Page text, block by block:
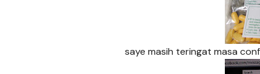
saye masih teringat masa